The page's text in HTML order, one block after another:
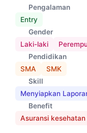
Pengalaman
Entry
Gender
Laki-laki
Pendidikan
SMA
SMK
Skill
Menyiapkan
Benefit
Asuransi kesehatan